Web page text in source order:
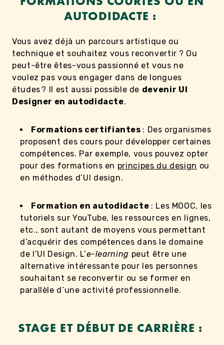
AUTODIDACTE :
Vous avez déjà un parcours artistique ou
technique et souhaitez vous reconvertir ? Ou
peut-être êtes-vous passionné et vous ne
voulez pas vous engager dans de longues
études ? Il est aussi possible de devenir UI
Designer en autodidacte.
Formations certifiantes : Des organismes
proposent des cours pour développer certaines
compétences. Par exemple, vous pouvez opter
pour des formations en principes du design ou
en méthodes d’UI design.
Formation en autodidacte : Les MOOC, les
tutoriels sur YouTube, les ressources en lignes,
etc., sont autant de moyens vous permettant
d’acquérir des compétences dans le domaine
de l’UI Design. L’e-learning peut être une
alternative intéressante pour les personnes
souhaitant se reconvertir ou se former en
parallèle d’une activité professionnelle.
STAGE ET DÉBUT DE CARRIÈRE :